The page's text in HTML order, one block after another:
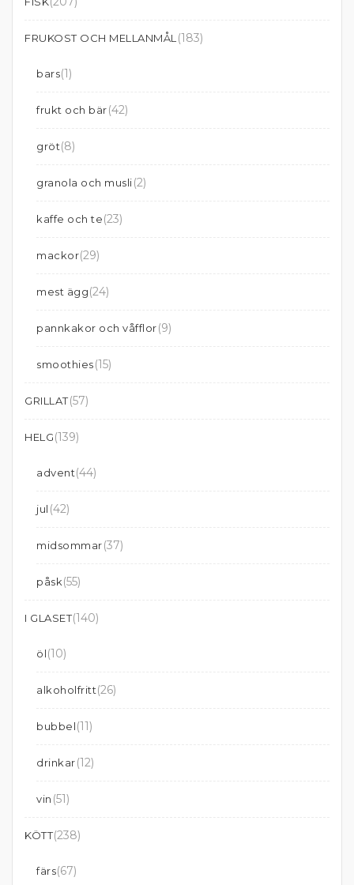
FRUKOST OCH MELLANMÅL (183)
bars(1)
frukt och bär(42)
gröt(8)
granola och musli(2)
kaffe och te(23)
mackor(29)
mest ägg(24)
pannkakor och våfflor(9)
smoothies(15)
GRILLAT(57)
HELG(139)
advent(44)
jul (42)
midsommar(37)
påsk(55)
I GLASET(140)
öl(10)
alkoholfritt(26)
bubbel(11)
drinkar(12)
vin (51)
KÖTT(238)
färs(67)